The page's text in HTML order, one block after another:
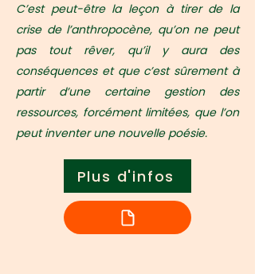
C’est peut-être la leçon à tirer de la
crise de l’anthropocène, qu’on ne peut
pas tout rêver, qu’il y aura des
conséquences et que c’est sûrement à
partir d’une certaine gestion des
ressources, forcément limitées, que l’on
peut inventer une nouvelle poésie.
Plus d'infos